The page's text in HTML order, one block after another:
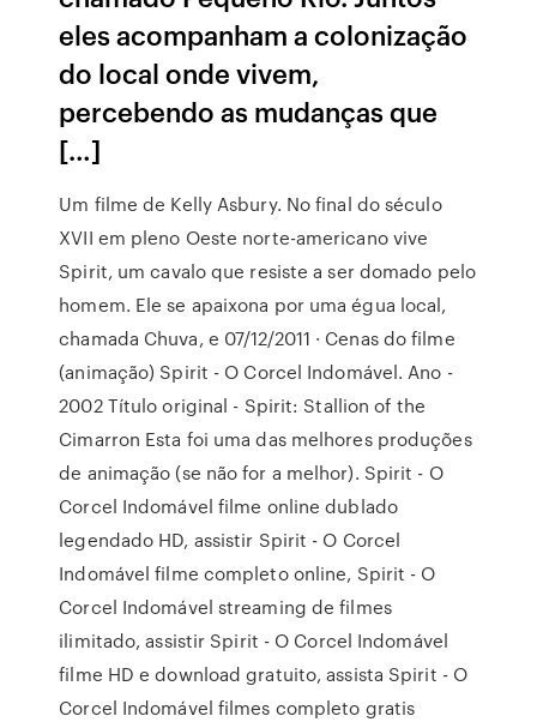
eles acompanham a colonização
do local onde vivem,
percebendo as mudanças que
[…]
Um filme de Kelly Asbury. No final do século
XVII em pleno Oeste norte-americano vive
Spirit, um cavalo que resiste a ser domado pelo
homem. Ele se apaixona por uma égua local,
chamada Chuva, e 07/12/2011 · Cenas do filme
(animação) Spirit - O Corcel Indomável. Ano -
2002 Título original - Spirit: Stallion of the
Cimarron Esta foi uma das melhores produções
de animação (se não for a melhor). Spirit - O
Corcel Indomável filme online dublado
legendado HD, assistir Spirit - O Corcel
Indomável filme completo online, Spirit - O
Corcel Indomável streaming de filmes
ilimitado, assistir Spirit - O Corcel Indomável
filme HD e download gratuito, assista Spirit - O
Corcel Indomável filmes completo gratis